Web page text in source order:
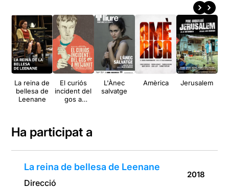
La reina de
bellesa de
Leenane
El curiós
incident del
gos a
L'Ànec
salvatge
Amèrica Jerusalem
Ha participat a
La reina de bellesa de Leenane
Direcció
2018